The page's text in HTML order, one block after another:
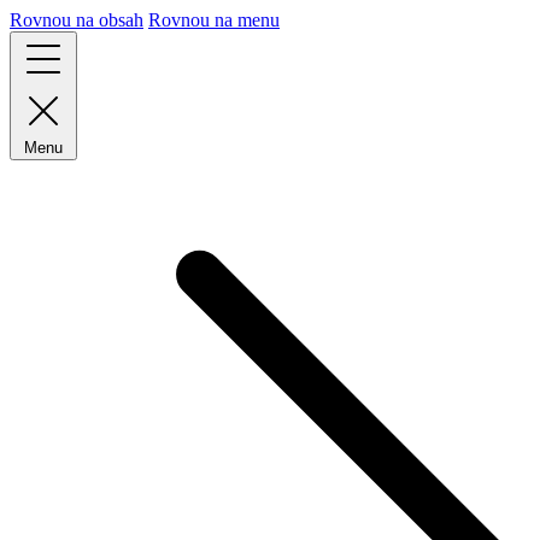
Rovnou na obsah Rovnou na menu
Menu